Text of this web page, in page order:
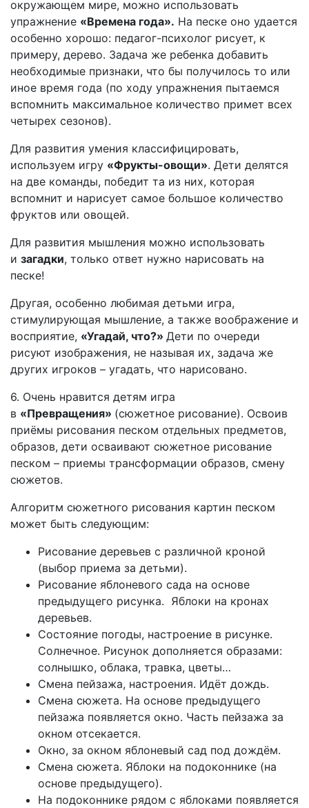
окружающем мире, можно использовать
упражнение «Времена года». На песке оно удается
особенно хорошо: педагог-психолог рисует, к
примеру, дерево. Задача же ребенка добавить
необходимые признаки, что бы получилось то или
иное время года (по ходу упражнения пытаемся
вспомнить максимальное количество примет всех
четырех сезонов).
Для развития умения классифицировать,
используем игру «Фрукты-овощи». Дети делятся
на две команды, победит та из них, которая
вспомнит и нарисует самое большое количество
фруктов или овощей.
Для развития мышления можно использовать
и загадки, только ответ нужно нарисовать на
песке!
Другая, особенно любимая детьми игра,
стимулирующая мышление, а также воображение и
восприятие, «Угадай, что?» Дети по очереди
рисуют изображения, не называя их, задача же
других игроков – угадать, что нарисовано.
6. Очень нравится детям игра
в «Превращения» (сюжетное рисование). Освоив
приёмы рисования песком отдельных предметов,
образов, дети осваивают сюжетное рисование
песком – приемы трансформации образов, смену
сюжетов.
Алгоритм сюжетного рисования картин песком
может быть следующим:
Рисование деревьев с различной кроной
(выбор приема за детьми).
Рисование яблоневого сада на основе
предыдущего рисунка. Яблоки на кронах
деревьев.
Состояние погоды, настроение в рисунке.
Солнечное. Рисунок дополняется образами:
солнышко, облака, травка, цветы…
Смена пейзажа, настроения. Идёт дождь.
Смена сюжета. На основе предыдущего
пейзажа появляется окно. Часть пейзажа за
окном отсекается.
Окно, за окном яблоневый сад под дождём.
Смена сюжета. Яблоки на подоконнике (на
основе предыдущего).
На подоконнике рядом с яблоками появляется